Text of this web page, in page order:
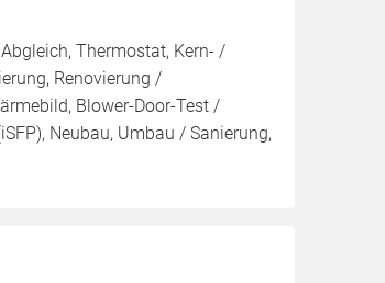
Thermostat, Kern- /
Renovierung /
Blower-Door-Test /
Neubau, Umbau / Sanierung,